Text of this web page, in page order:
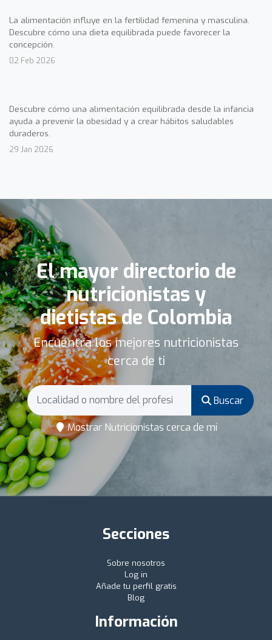
La alimentación influye en la fertilidad femenina y masculina.
Descubre cómo una dieta equilibrada puede favorecer la
concepción.
02 Feb 2026
Descubre cómo una alimentación equilibrada desde la infancia
ayuda a prevenir la obesidad y a crear hábitos saludables
duraderos.
29 Jan 2026
El mayor directorio de
nutricionistas y
dietistas de Colombia
Encuentra los mejores nutricionistas
cerca de ti
Buscar
Mostrar Nutricionistas cerca de mí
Secciones
Sobre nosotros
Log in
Añade tu perfil gratis
Blog
Información